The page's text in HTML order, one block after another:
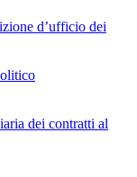
d’ufficio dei
dei contratti al